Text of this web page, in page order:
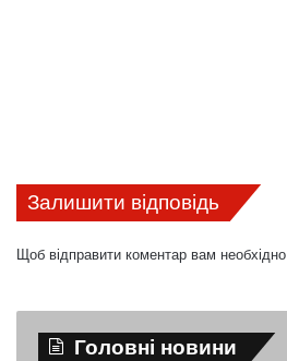
Залишити відповідь
Щоб відправити коментар вам необхідно
Головні новини